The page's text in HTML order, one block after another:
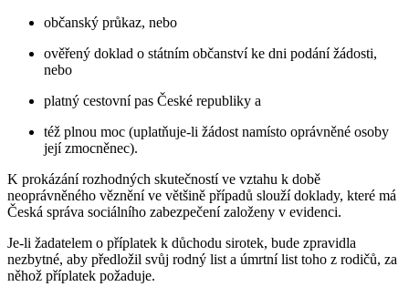
občanský průkaz, nebo
ověřený doklad o státním občanství ke dni podání žádosti,
nebo
platný cestovní pas České republiky a
též plnou moc (uplatňuje-li žádost namísto oprávněné osoby
její zmocněnec).
K prokázání rozhodných skutečností ve vztahu k době
neoprávněného věznění ve většině případů slouží doklady, které má
Česká správa sociálního zabezpečení založeny v evidenci.
Je-li žadatelem o příplatek k důchodu sirotek, bude zpravidla
nezbytné, aby předložil svůj rodný list a úmrtní list toho z rodičů, za
něhož příplatek požaduje.